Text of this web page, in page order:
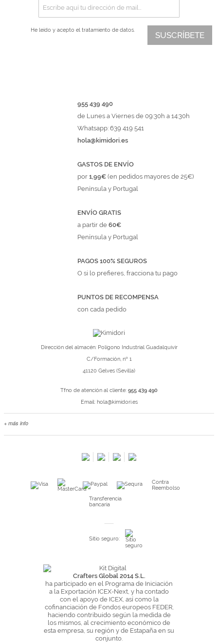
SUSCRÍBETE
He leído y acepto el tratamiento de datos.
955 439 490
de Lunes a Viernes de 09:30h a 14:30h
Whatsapp: 639 419 541
hola@kimidori.es
GASTOS DE ENVÍO
por1,99€(en pedidos mayores de 25€)
Península y Portugal
ENVÍO GRATIS
a partir de60€
Península y Portugal
PAGOS 100% SEGUROS
O si lo prefieres, fracciona tu pago
PUNTOS DE RECOMPENSA
con cada pedido
Dirección del almacén: Polígono Industrial Guadalquivir
C/Formación, nº 1
41120 Gelves (Sevilla)
Tfno de atención al cliente: 955 439 490
Email: hola@kimidori.es
+ más info
Kimidori PRINT, nuestro servicio de impresión de fotos
Pago seguro y financiación
Condiciones generales de Compra
Política de Privacidad
Política de Cookies
Contra
Reembolso
Transferencia
bancaria
Sitio seguro:
Crafters Global 2014 S.L.
ha participado en el Programa de Iniciación
a la Exportación ICEX-Next, y ha contado
con el apoyo de ICEX, así como la
cofinanciación de Fondos europeos FEDER,
haciendo contribuido según la medida de
los mismos, al crecimiento económico de
esta empresa, su región y de Estapaña en su
conjunto.